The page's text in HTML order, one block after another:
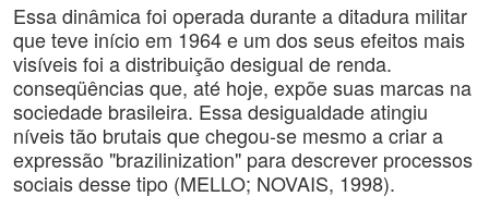
Essa dinâmica foi operada durante a ditadura militar
que teve início em 1964 e um dos seus efeitos mais
visíveis foi a distribuição desigual de renda.
conseqüências que, até hoje, expõe suas marcas na
sociedade brasileira. Essa desigualdade atingiu
níveis tão brutais que chegou-se mesmo a criar a
expressão "brazilinization" para descrever processos
sociais desse tipo (MELLO; NOVAIS, 1998).